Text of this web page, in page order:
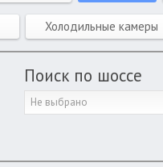
Холодильные камеры
Поиск по шоссе
Не выбрано